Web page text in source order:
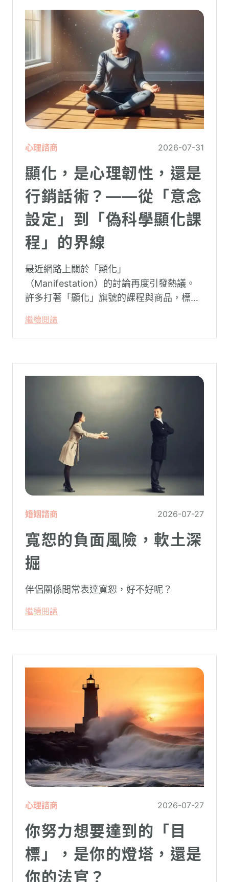
心理諮商 2026-07-31
顯化，是心理韌性，還是
行銷話術？——從「意念
設定」到「偽科學顯化課
程」的界線
最近網路上關於「顯化」
（Manifestation）的討論再度引發熱議。
許多打著「顯化」旗號的課程與商品，標榜
能吸引財富、關係與健康。這類論述聽起來
療癒，卻經常缺乏實證基礎，甚至可能對正
繼續閱讀
婚姻諮商 2026-07-27
寬恕的負面風險，軟土深
掘
伴侶關係間常表達寬恕，好不好呢？
繼續閱讀
心理諮商 2026-07-27
你努力想要達到的「目
標」，是你的燈塔，還是
你的法官？